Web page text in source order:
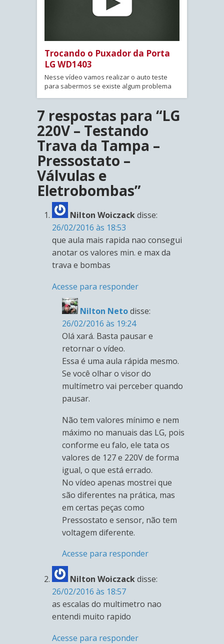
Trocando o Puxador da Porta
LG WD1403
Nesse vídeo vamos realizar o auto teste
para sabermos se existe algum problema
7 respostas para “LG
220V – Testando
Trava da Tampa –
Pressostato –
Válvulas e
Eletrobombas”
Nilton Woiczackdisse:
26/02/2016 às 18:53
que aula mais rapida nao consegui
anotar os valores min. e max da
trava e bombas
Acesse para responder
Nilton Netodisse:
26/02/2016 às 19:24
Olá xará. Basta pausar e
retornar o vídeo.
Essa é uma aula rápida mesmo.
Se você olhar o visor do
multímetro vai perceber quando
pausar.
Não tem valores mínimo e nem
máximo no manuais das LG, pois
conforme eu falo, ele tata os
valores de 127 e 220V de forma
igual, o que está errado.
No vídeo apenas mostrei que
são diferentes na prática, mas
em certas peças como
Pressostato e sensor, não tem
voltagem diferente.
Acesse para responder
Nilton Woiczackdisse:
26/02/2016 às 18:57
as escalas do multimetro nao
entendi muito rapido
Acesse para responder